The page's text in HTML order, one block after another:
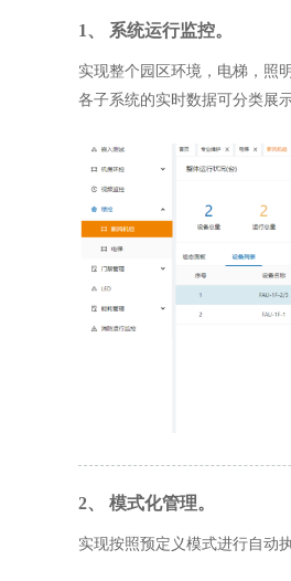
1、 系统运行监控。
实现整个园区环境，电梯，照
各子系统的实时数据可分类展
2、 模式化管理。
实现按照预定义模式进行自动